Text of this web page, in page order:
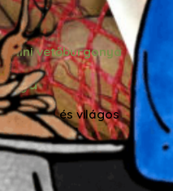
mini vetőburgonya
héjjal és világos
burgonya.
főzéshez és
ingadozást, és a